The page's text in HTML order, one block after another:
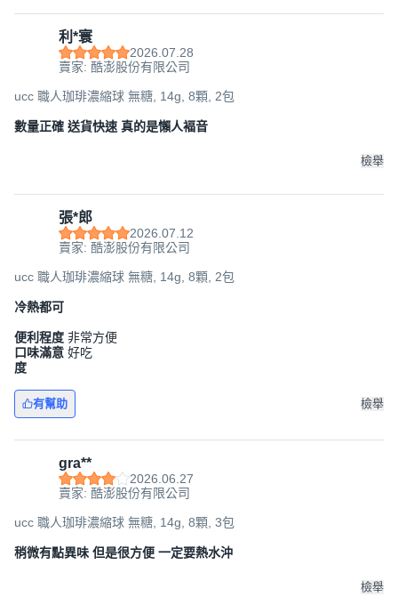
利*寰
2026.07.28
賣家: 酷澎股份有限公司
ucc 職人珈琲濃縮球 無糖, 14g, 8顆, 2包
數量正確 送貨快速 真的是懶人褔音
檢舉
張*郎
2026.07.12
賣家: 酷澎股份有限公司
ucc 職人珈琲濃縮球 無糖, 14g, 8顆, 2包
冷熱都可
便利程度 非常方便
口味滿意
度
好吃
有幫助 檢舉
gra**
2026.06.27
賣家: 酷澎股份有限公司
ucc 職人珈琲濃縮球 無糖, 14g, 8顆, 3包
稍微有點異味 但是很方便 一定要熱水沖
檢舉